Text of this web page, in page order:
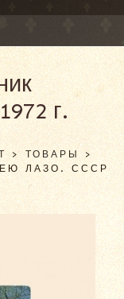
г.
> ТОВАРЫ >
ЛАЗО. СССР